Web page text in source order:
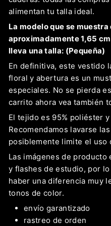
alimentan tu talla ideal.
La modelo que se
aproximadamente 1,65
lleva una talla: (Pequeña)
En definitiva, este vestido
floral y abertura es un
especiales. No se pierda
carrito ahora vea también
El tejido es 95% poliéster
Recomendamos lavarse
posiblemente limite el uso
Las imágenes de
y flashes de estudio, por
haber una diferencia muy
tonos de color.
envío garantizado
rastreo de orden